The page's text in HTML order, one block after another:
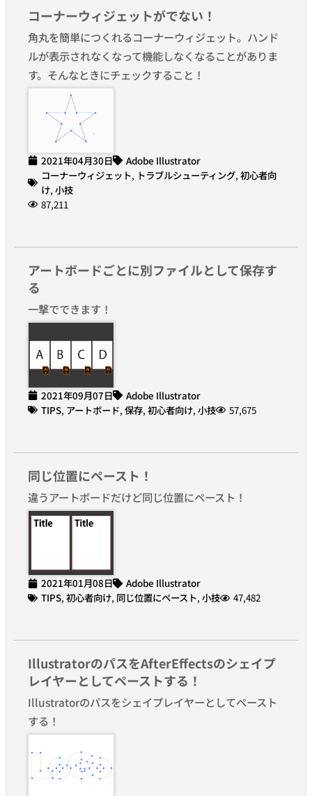
コーナーウィジェットがでない！
角丸を簡単につくれるコーナーウィジェット。ハンド
ルが表示されなくなって機能しなくなることがありま
す。そんなときにチェックすること！
2021年04月30日
Adobe Illustrator
コーナーウィジェット, トラブルシューティング, 初心者向
け, 小技
87,211
アートボードごとに別ファイルとして保存す
る
一撃でできます！
2021年09月07日
Adobe Illustrator
TIPS, アートボード, 保存, 初心者向け, 小技 57,675
同じ位置にペースト！
違うアートボードだけど同じ位置にペースト！
2021年01月08日
Adobe Illustrator
TIPS, 初心者向け, 同じ位置にペースト, 小技 47,482
IllustratorのパスをAfterEffectsのシェイプ
レイヤーとしてペーストする！
Illustratorのパスをシェイプレイヤーとしてペースト
する！